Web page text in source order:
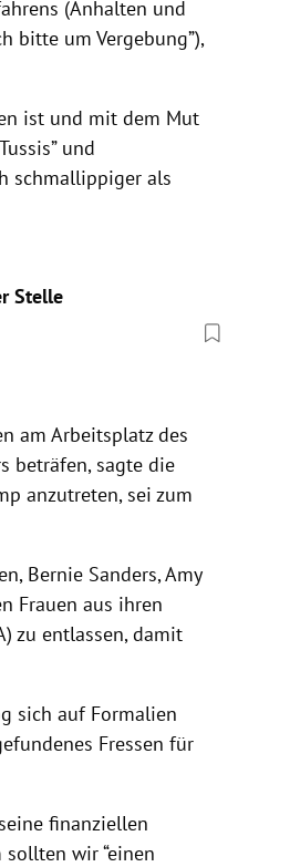
(Anhalten und
bitte um Vergebung”),
ist und mit dem Mut
und
schmallippiger als
Stelle
am Arbeitsplatz des
beträfen, sagte die
anzutreten, sei zum
, Bernie Sanders,Amy
Frauen aus ihren
zu entlassen, damit
sich auf Formalien
Fressen für
finanziellen
wir “einen